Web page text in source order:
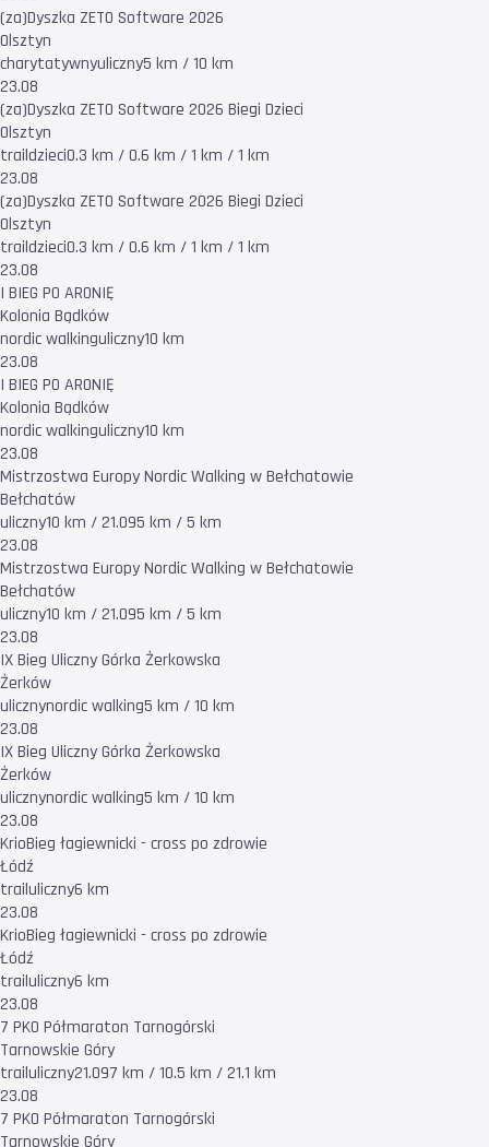
(za)Dyszka ZETO Software 2026
Olsztyn
charytatywnyuliczny5 km / 10 km
23.08
(za)Dyszka ZETO Software 2026 Biegi Dzieci
Olsztyn
traildzieci0.3 km / 0.6 km / 1 km / 1 km
23.08
(za)Dyszka ZETO Software 2026 Biegi Dzieci
Olsztyn
traildzieci0.3 km / 0.6 km / 1 km / 1 km
23.08
I BIEG PO ARONIĘ
Kolonia Bądków
nordic walkinguliczny10 km
23.08
I BIEG PO ARONIĘ
Kolonia Bądków
nordic walkinguliczny10 km
23.08
Mistrzostwa Europy Nordic Walking w Bełchatowie
Bełchatów
uliczny10 km / 21.095 km / 5 km
23.08
Mistrzostwa Europy Nordic Walking w Bełchatowie
Bełchatów
uliczny10 km / 21.095 km / 5 km
23.08
IX Bieg Uliczny Górka Żerkowska
Żerków
ulicznynordic walking5 km / 10 km
23.08
IX Bieg Uliczny Górka Żerkowska
Żerków
ulicznynordic walking5 km / 10 km
23.08
KrioBieg łagiewnicki - cross po zdrowie
Łódź
trailuliczny6 km
23.08
KrioBieg łagiewnicki - cross po zdrowie
Łódź
trailuliczny6 km
23.08
7 PKO Półmaraton Tarnogórski
Tarnowskie Góry
trailuliczny21.097 km / 10.5 km / 21.1 km
23.08
7 PKO Półmaraton Tarnogórski
Tarnowskie Góry